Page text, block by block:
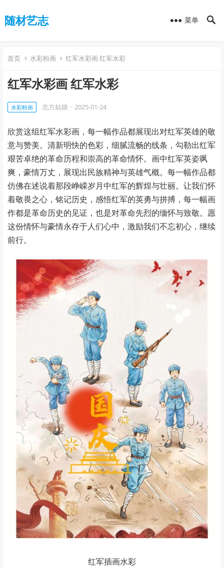
随材艺志 菜单
首页 水彩粉画 红军水彩画 红军水彩
红军水彩画 红军水彩
水彩粉画 北方姑娘 · 2025-01-24
欣赏这组红军水彩画，每一幅作品都展现出对红军英雄的敬
意与赞美。清新明快的色彩，细腻流畅的线条，勾勒出红军
艰苦卓绝的革命历程和崇高的革命情怀。画中红军英姿飒
爽，豪情万丈，展现出民族精神与英雄气概。每一幅作品都
仿佛在述说着那段峥嵘岁月中红军的辉煌与壮丽。让我们怀
着敬畏之心，铭记历史，感悟红军的英勇与拼搏，每一幅画
作都是革命历史的见证，也是对革命先烈的缅怀与致敬。愿
这份情怀与豪情永存于人们心中，激励我们不忘初心，继续
前行。
红军插画水彩